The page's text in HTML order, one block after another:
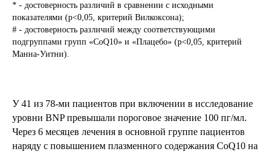
* - достоверность различий в сравнении с исходными
показателями (p<0,05, критерий Вилкоксона);
# - достоверность различий между соответствующими
подгруппами групп «CoQ10» и «Плацебо» (p<0,05, критерий
Манна-Уитни).
У 41 из 78-ми пациентов при включении в исследование
уровни BNP превышали пороговое значение 100 пг/мл.
Через 6 месяцев лечения в основной группе пациентов
наряду с повышением плазменного содержания CoQ10 на